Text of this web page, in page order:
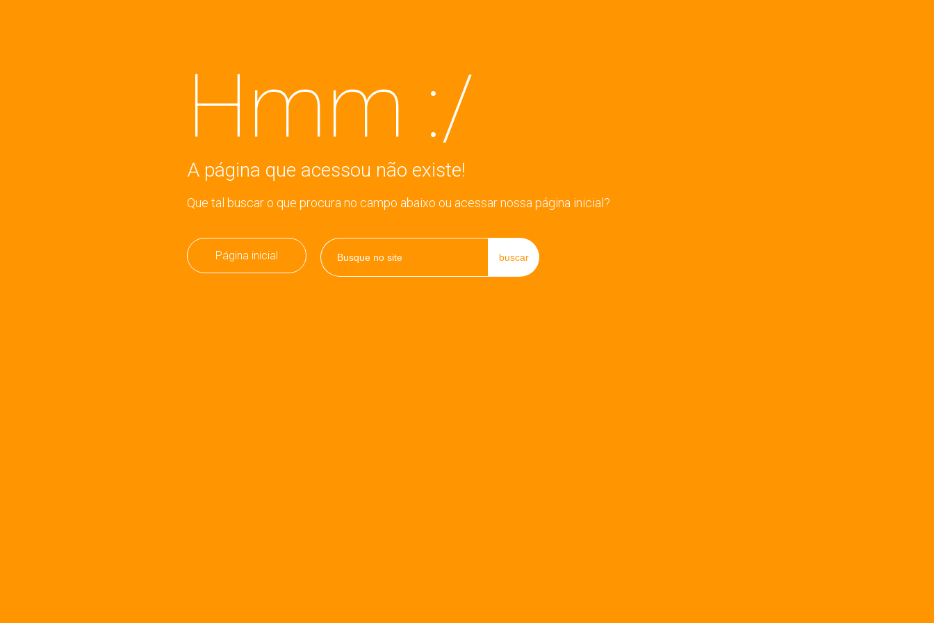
Hmm :/
A página que acessou não existe!
Que tal buscar o que procura no campo abaixo ou acessar nossa página inicial?
Página inicial